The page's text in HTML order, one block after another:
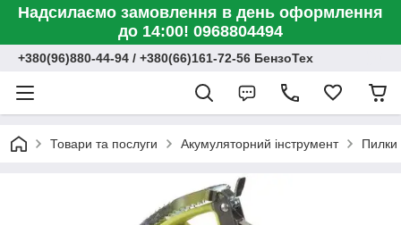
Надсилаємо замовлення в день оформлення
до 14:00! 0968804494
+380(96)880-44-94 / +380(66)161-72-56 БензоТех
Товари та послуги Акумуляторний інструмент Пилки